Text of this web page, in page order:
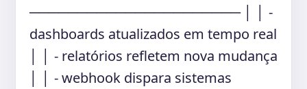
────────────────────── │ │ -
dashboards atualizados em tempo real
│ │ - relatórios refletem nova mudança
│ │ - webhook dispara sistemas